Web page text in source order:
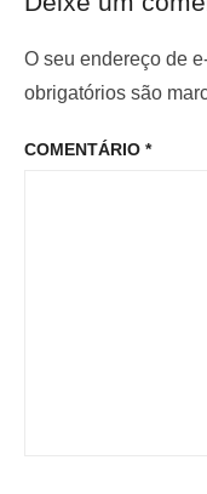
e
P
o
i
o
:
m
o
o
O seu endereço de
obrigatórios são
COMENTÁRIO *